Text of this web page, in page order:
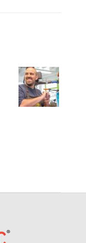
Témoignage
d’Adèle
Bailly,
fondatrice